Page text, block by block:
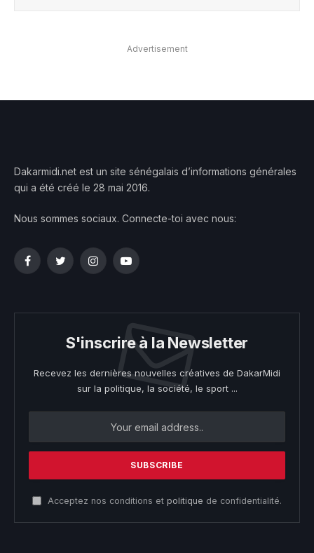
Advertisement
Dakarmidi.net est un site sénégalais d’informations générales
qui a été créé le 28 mai 2016.
Nous sommes sociaux. Connecte-toi avec nous:
FacebookTwitterInstagramYouTube
S'inscrire à la Newsletter
Recevez les dernières nouvelles créatives de DakarMidi
sur la politique, la société, le sport ...
Acceptez nos conditions et politique de confidentialité.